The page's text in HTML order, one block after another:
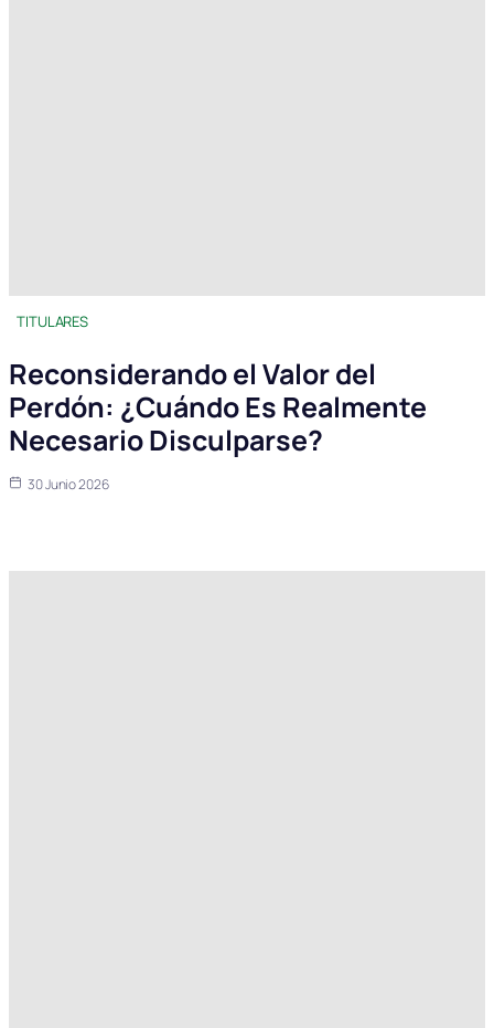
TITULARES
Reconsiderando el Valor del
Perdón: ¿Cuándo Es Realmente
Necesario Disculparse?
30 Junio 2026